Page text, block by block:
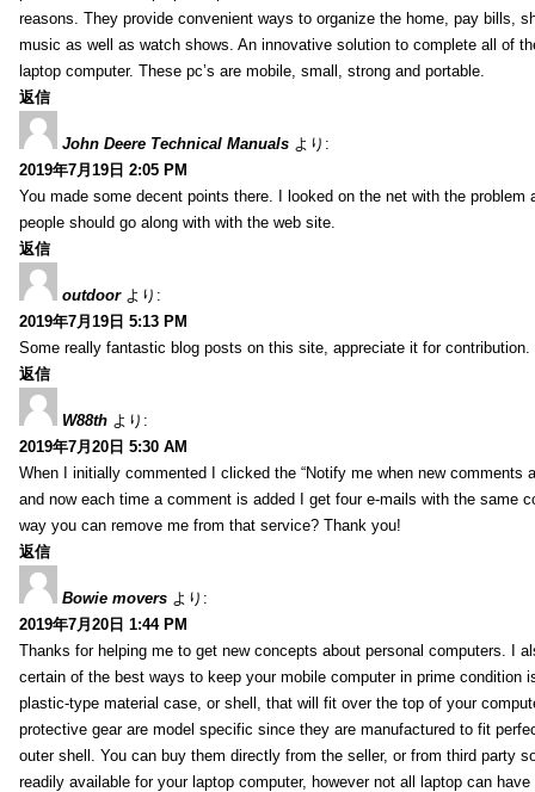
reasons. They provide convenient ways to organize the home, pay bills,
music as well as watch shows. An innovative solution to complete all of
laptop computer. These pc’s are mobile, small, strong and portable.
返信
John Deere Technical Manuals より:
2019年7月19日 2:05 PM
You made some decent points there. I looked on the net with the problem
people should go along with with the web site.
返信
outdoor より:
2019年7月19日 5:13 PM
Some really fantastic blog posts on this site, appreciate it for contribution.
返信
W88th より:
2019年7月20日 5:30 AM
When I initially commented I clicked the “Notify me when new comments
and now each time a comment is added I get four e-mails with the same
way you can remove me from that service? Thank you!
返信
Bowie movers より:
2019年7月20日 1:44 PM
Thanks for helping me to get new concepts about personal computers. I
certain of the best ways to keep your mobile computer in prime condition
plastic-type material case, or shell, that will fit over the top of your
protective gear are model specific since they are manufactured to fit
outer shell. You can buy them directly from the seller, or from third party
readily available for your laptop computer, however not all laptop can